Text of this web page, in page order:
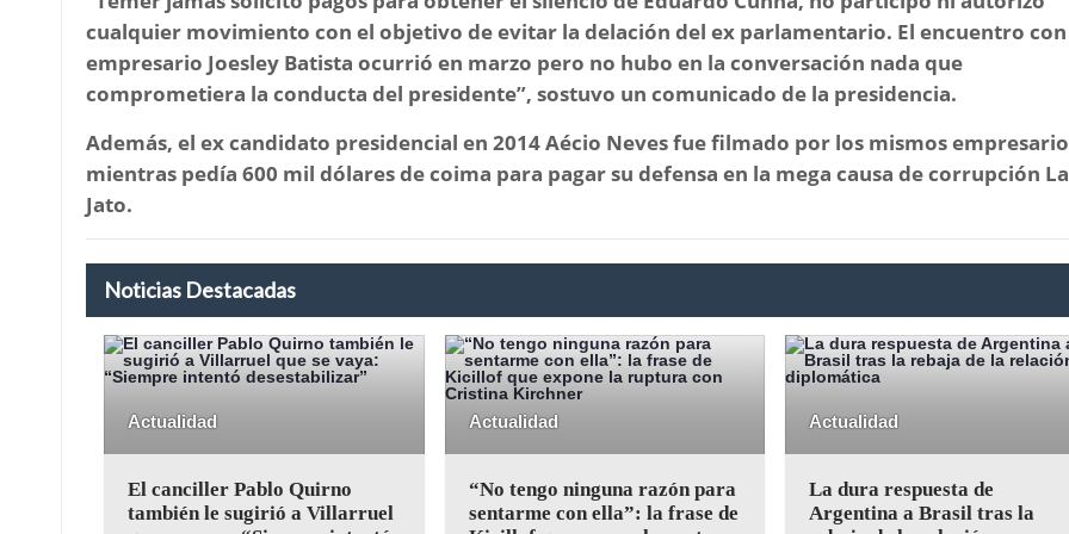
cualquier movimiento con el objetivo de evitar la delación del ex parlamentario. El encuentro con
empresario Joesley Batista ocurrió en marzo pero no hubo en la conversación nada que
comprometiera la conducta del presidente”, sostuvo un comunicado de la presidencia.
Además, el ex candidato presidencial en 2014 Aécio Neves fue filmado por los mismos
mientras pedía 600 mil dólares de coima para pagar su defensa en la mega causa de corrupción
Jato.
Noticias Destacadas
Actualidad
El canciller Pablo Quirno
también le sugirió a Villarruel
Actualidad
“No tengo ninguna razón para
sentarme con ella”: la frase de
Actualidad
La dura respuesta de
Argentina a Brasil tras la